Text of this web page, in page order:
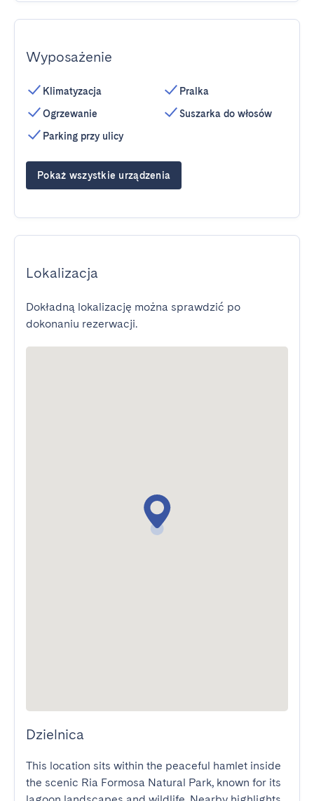
Wyposażenie
Klimatyzacja
Ogrzewanie
Parking przy ulicy
Pralka
Suszarka do włosów
Pokaż wszystkie urządzenia
Lokalizacja
Dokładną lokalizację można sprawdzić po
dokonaniu rezerwacji.
Dzielnica
This location sits within the peaceful hamlet inside
the scenic Ria Formosa Natural Park, known for its